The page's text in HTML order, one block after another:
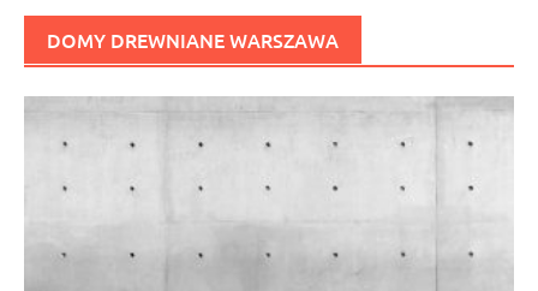
DOMY DREWNIANE WARSZAWA